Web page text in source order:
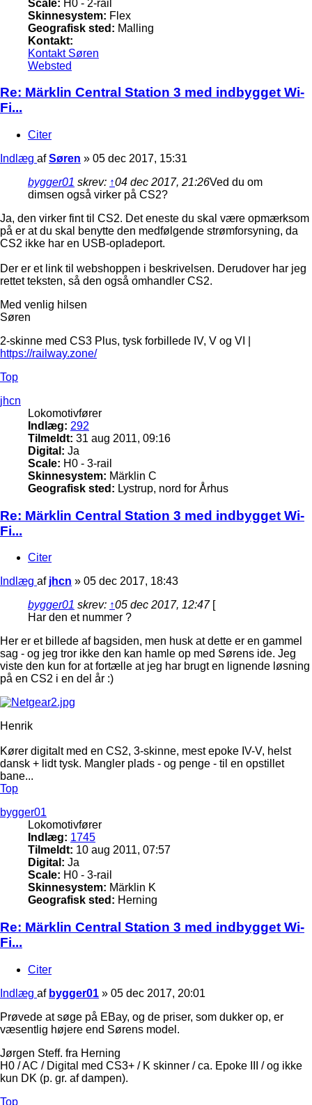
Scale: H0 - 2-rail
Skinnesystem: Flex
Geografisk sted: Malling
Kontakt:
Kontakt Søren
Websted
Re: Märklin Central Station 3 med indbygget Wi-
Fi...
Citer
Indlæg afSøren » 05 dec 2017, 15:31
bygger01 skrev: ↑04 dec 2017, 21:26Ved du om
dimsen også virker på CS2?
Ja, den virker fint til CS2. Det eneste du skal være opmærksom
på er at du skal benytte den medfølgende strømforsyning, da
CS2 ikke har en USB-opladeport.
Der er et link til webshoppen i beskrivelsen. Derudover har jeg
rettet teksten, så den også omhandler CS2.
Med venlig hilsen
Søren
2-skinne med CS3 Plus, tysk forbillede IV, V og VI |
https://railway.zone/
Top
jhcn
Lokomotivfører
Indlæg: 292
Tilmeldt: 31 aug 2011, 09:16
Digital: Ja
Scale: H0 - 3-rail
Skinnesystem: Märklin C
Geografisk sted: Lystrup, nord for Århus
Re: Märklin Central Station 3 med indbygget Wi-
Fi...
Citer
Indlæg af jhcn » 05 dec 2017, 18:43
bygger01 skrev: ↑05 dec 2017, 12:47[
Har den et nummer ?
Her er et billede af bagsiden, men husk at dette er en gammel
sag - og jeg tror ikke den kan hamle op med Sørens ide. Jeg
viste den kun for at fortælle at jeg har brugt en lignende løsning
på en CS2 i en del år :)
Henrik
Kører digitalt med en CS2, 3-skinne, mest epoke IV-V, helst
dansk + lidt tysk. Mangler plads - og penge - til en opstillet
bane...
Top
bygger01
Lokomotivfører
Indlæg: 1745
Tilmeldt: 10 aug 2011, 07:57
Digital: Ja
Scale: H0 - 3-rail
Skinnesystem: Märklin K
Geografisk sted: Herning
Re: Märklin Central Station 3 med indbygget Wi-
Fi...
Citer
Indlæg af bygger01 » 05 dec 2017, 20:01
Prøvede at søge på EBay, og de priser, som dukker op, er
væsentlig højere end Sørens model.
Jørgen Steff. fra Herning
H0 / AC / Digital med CS3+ / K skinner / ca. Epoke III / og ikke
kun DK (p. gr. af dampen).
Top